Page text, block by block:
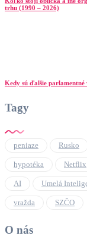
trhu (1990 – 2026)
Kedy sú ďalšie parlamentné
Tagy
peniaze Rusko
hypotéka Netflix
AI Umelá
vražda SZČO
O nás